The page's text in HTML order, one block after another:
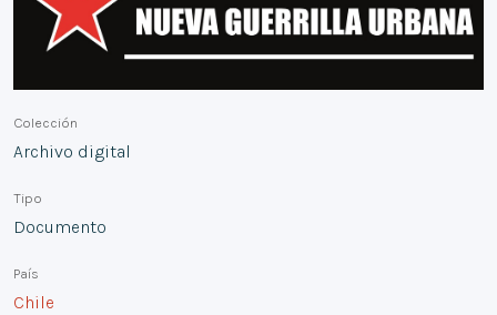
Colección
Archivo digital
Tipo
Documento
País
Chile